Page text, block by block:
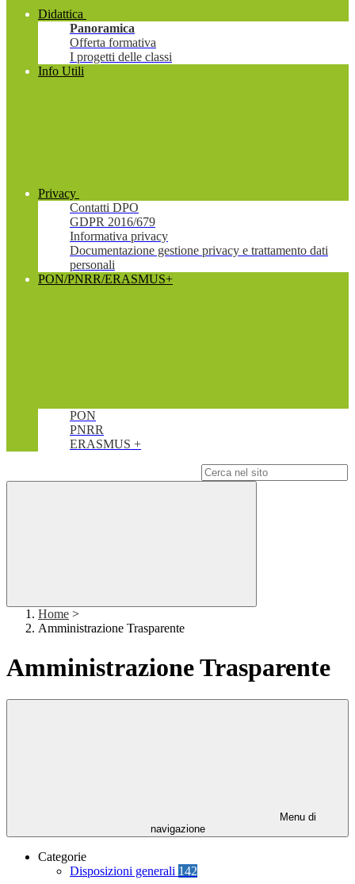
Didattica
Panoramica
Offerta formativa
I progetti delle classi
Info Utili
Privacy
Contatti DPO
GDPR 2016/679
Informativa privacy
Documentazione gestione privacy e trattamento dati
personali
PON/PNRR/ERASMUS+
PON
PNRR
ERASMUS +
Home >
Amministrazione Trasparente
Amministrazione Trasparente
Menu di
navigazione
Categorie
Disposizioni generali 142